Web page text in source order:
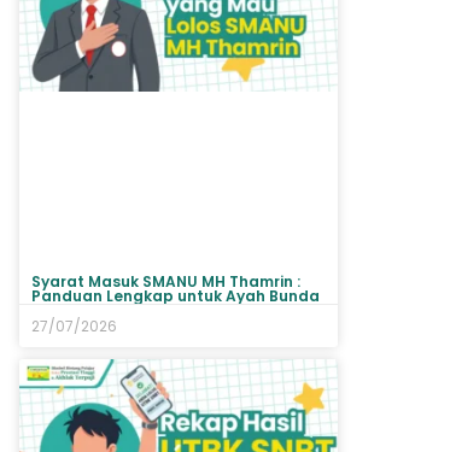
Syarat Masuk SMANU MH Thamrin :
Panduan Lengkap untuk Ayah Bunda
27/07/2026